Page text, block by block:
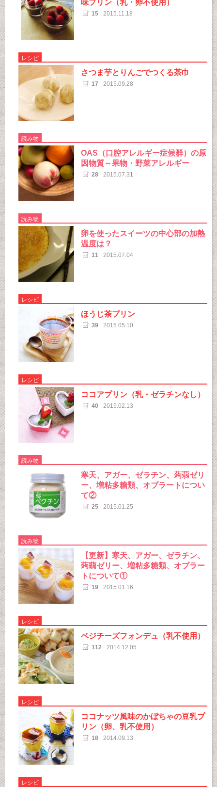
味プリン（乳・卵不使用）
15 2015.11.18
レシピ
さつま芋とりんごでつくる茶巾
17 2015.09.28
読み物
OAS（口腔アレルギー症候群）の原
因物質～果物・野菜アレルギー
28 2015.07.31
読み物
卵を使ったスイーツの中心部の加熱
温度は？
11 2015.07.04
レシピ
ほうじ茶プリン
39 2015.05.10
レシピ
ココアプリン（乳・ゼラチンなし）
40 2015.02.13
読み物
寒天、アガー、ゼラチン、蒟蒻ゼリ
ー、増粘多糖類、オブラートについ
て②
25 2015.01.25
読み物
【更新】寒天、アガー、ゼラチン、
蒟蒻ゼリー、増粘多糖類、オブラー
トについて①
19 2015.01.16
レシピ
ベジチーズフォンデュ（乳不使用）
112 2014.12.05
レシピ
ココナッツ風味のかぼちゃの豆乳プ
リン（卵、乳不使用）
18 2014.09.13
レシピ